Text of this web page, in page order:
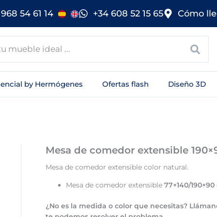
968 54 61 14 +34 608 52 15 65 Cómo
by Hermógenes Ofertas flash Diseño 3D
Mesa de comedor extensible
Mesa de comedor extensible color natural.
Mesa de comedor extensible77×140/
¿No es la medida o color que necesitas?